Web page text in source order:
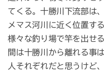
てくる。十勝川下流部は
メマス河川に近く位置す
様々な釣り場で竿を出せ
間は十勝川から離れる事
人それぞれだと思うけど